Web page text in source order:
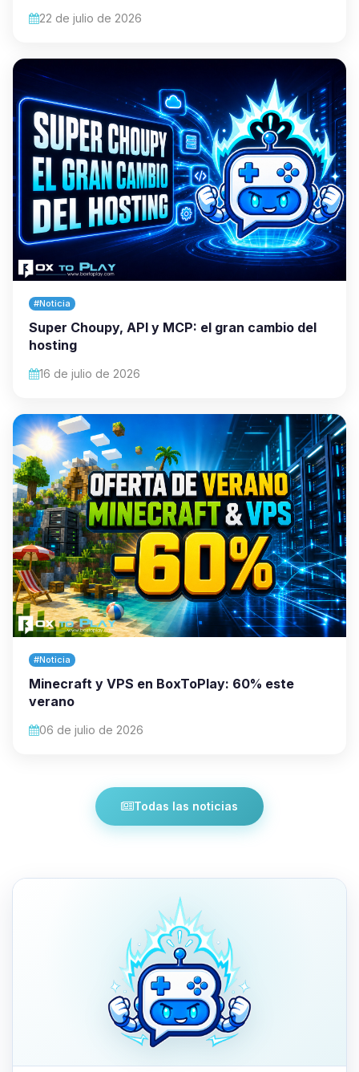
22 de julio de 2026
#Noticia
Super Choupy, API y MCP: el gran cambio del
hosting
16 de julio de 2026
#Noticia
Minecraft y VPS en BoxToPlay: 60% este
verano
06 de julio de 2026
Todas las noticias